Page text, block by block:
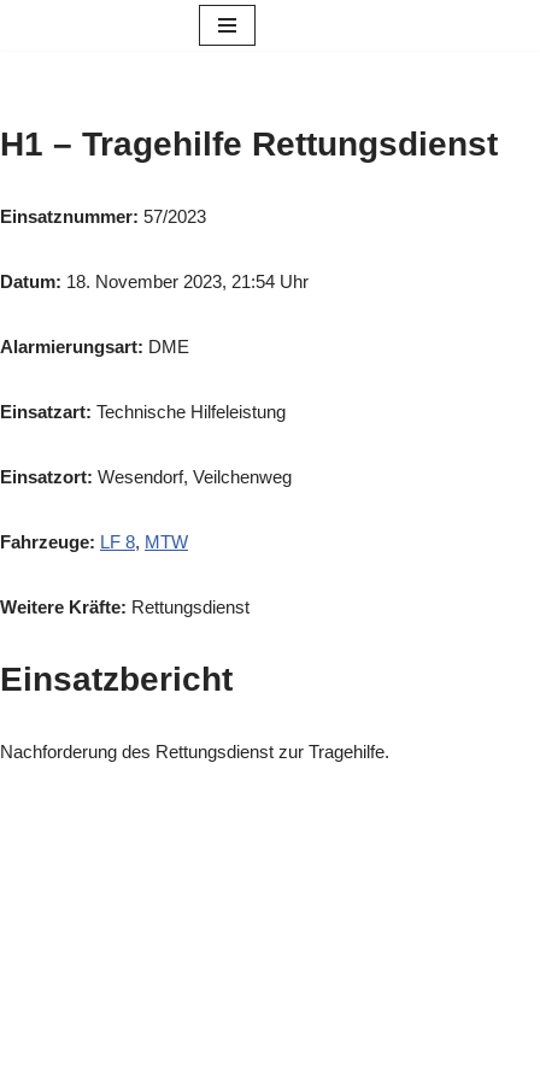
H1 – Tragehilfe Rettungsdienst
Einsatznummer: 57/2023
Datum: 18. November 2023, 21:54 Uhr
Alarmierungsart: DME
Einsatzart: Technische Hilfeleistung
Einsatzort: Wesendorf, Veilchenweg
Fahrzeuge: LF 8, MTW
Weitere Kräfte: Rettungsdienst
Einsatzbericht
Nachforderung des Rettungsdienst zur Tragehilfe.